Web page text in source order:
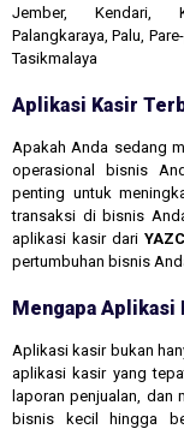
Jember, Kendari,
Palangkaraya, Palu,
Tasikmalaya
Aplikasi Kasir
Apakah Anda sedang
operasional bisnis
penting untuk
transaksi di bisnis
aplikasi kasir dari
pertumbuhan bisnis
Mengapa Aplikasi
Aplikasi kasir bukan
aplikasi kasir yang
laporan penjualan, dan
bisnis kecil hingga